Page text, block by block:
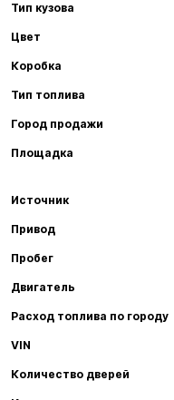
Тип кузова
Цвет
Коробка
Тип топлива
Город продажи
Площадка
Источник
Привод
Пробег
Двигатель
Расход топлива по городу
VIN
Количество дверей